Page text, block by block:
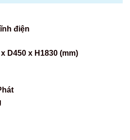
điện
D450 x H1830 (mm)